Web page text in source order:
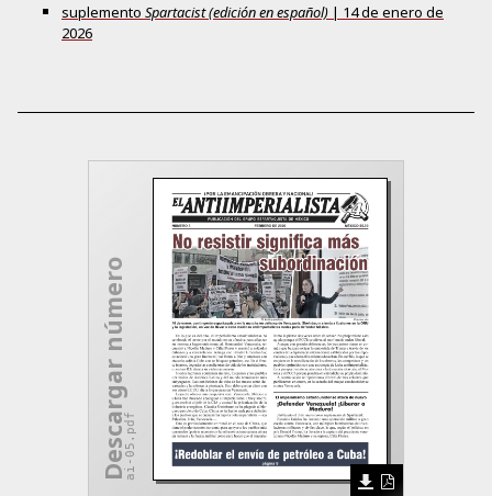
suplemento Spartacist (edición en español) | 14 de enero de
2026
Descargar númeroai-05.pdf